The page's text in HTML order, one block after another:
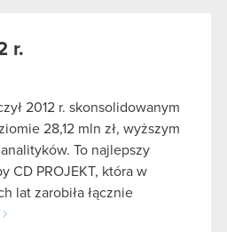
r.
2012 r. skonsolidowanym
28,12 mln zł, wyższym
To najlepszy
CD PROJEKT, która w
lat zarobiła łącznie